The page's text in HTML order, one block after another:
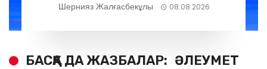
Шернияз Жалғасбекұлы 08.08.2026
БАСҚА ДА ЖАЗБАЛАР: ӘЛЕУМЕТ